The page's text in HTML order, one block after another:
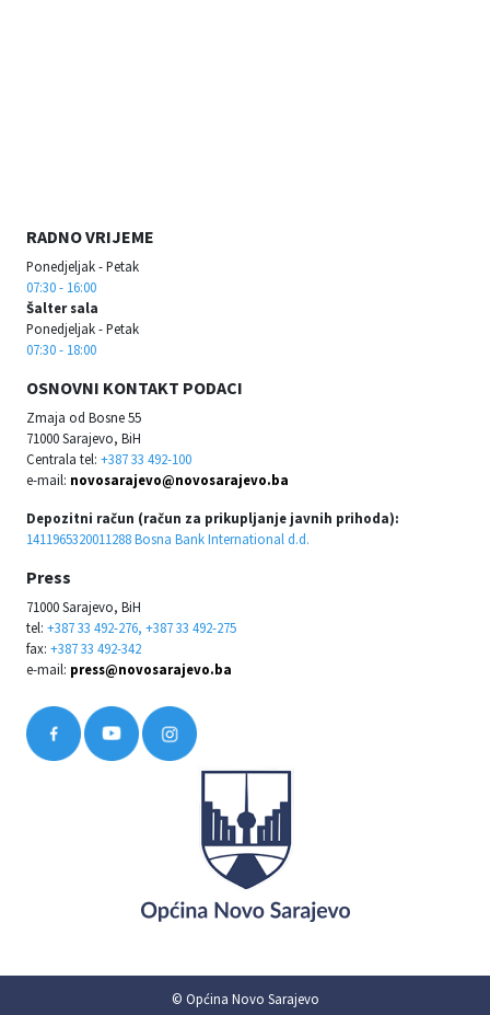
RADNO VRIJEME
Ponedjeljak - Petak
07:30 - 16:00
Šalter sala
Ponedjeljak - Petak
07:30 - 18:00
OSNOVNI KONTAKT PODACI
Zmaja od Bosne 55
71000 Sarajevo, BiH
Centrala tel: +387 33 492-100
e-mail: novosarajevo@novosarajevo.ba
Depozitni račun (račun za prikupljanje javnih prihoda):
1411965320011288 Bosna Bank International d.d.
Press
71000 Sarajevo, BiH
tel: +387 33 492-276, +387 33 492-275
fax: +387 33 492-342
e-mail: press@novosarajevo.ba
© Općina Novo Sarajevo